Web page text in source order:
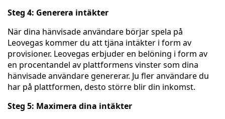
Steg 4: Generera intäkter
När dina hänvisade användare börjar spela på
Leovegas kommer du att tjäna intäkter i form av
provisioner. Leovegas erbjuder en belöning i form av
en procentandel av plattformens vinster som dina
hänvisade användare genererar. Ju fler användare du
har på plattformen, desto större blir din inkomst.
Steg 5: Maximera dina intäkter